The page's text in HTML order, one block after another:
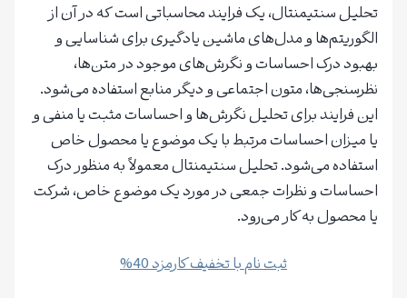
تحلیل سنتیمنتال، یک فرایند محاسباتی است که در آن از
الگوریتم‌ها و مدل‌های ماشین یادگیری برای شناسایی و
بهبود درک احساسات و نگرش‌های موجود در متن‌ها،
نظرسنجی‌ها، متون اجتماعی و دیگر منابع استفاده می‌شود.
این فرایند برای تحلیل نگرش‌ها و احساسات مثبت یا منفی و
یا میزان احساسات مرتبط با یک موضوع یا محصول خاص
استفاده می‌شود. تحلیل سنتیمنتال معمولاً به منظور درک
احساسات و نظرات جمعی در مورد یک موضوع خاص، شرکت
یا محصول به کار می‌رود.
ثبت نام با تخفیف کارمزد 40%